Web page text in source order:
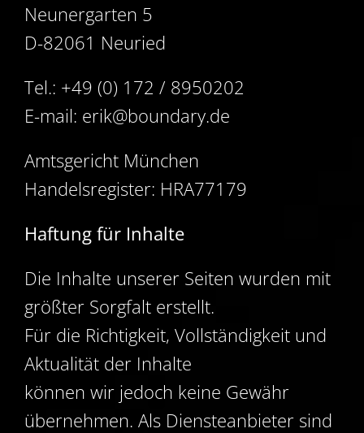
Neunergarten 5
D-82061 Neuried
Tel.: +49 (0) 172 / 8950202
E-mail: erik@boundary.de
Amtsgericht München
Handelsregister: HRA77179
Haftung für Inhalte
Die Inhalte unserer Seiten wurden mit
größter Sorgfalt erstellt.
Für die Richtigkeit, Vollständigkeit und
Aktualität der Inhalte
können wir jedoch keine Gewähr
übernehmen. Als Diensteanbieter sind